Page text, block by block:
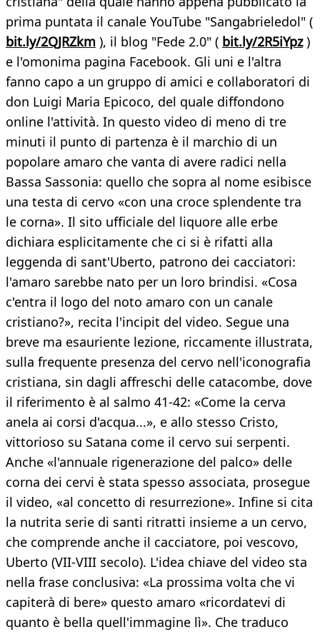
prima puntata il canale YouTube "Sangabrieledol" (
bit.ly/2QJRZkm ), il blog "Fede 2.0" ( bit.ly/2R5iYpz)
e l'omonima pagina Facebook. Gli uni e l'altra
fanno capo a un gruppo di amici e collaboratori di
don Luigi Maria Epicoco, del quale diffondono
online l'attività. In questo video di meno di tre
minuti il punto di partenza è il marchio di un
popolare amaro che vanta di avere radici nella
Bassa Sassonia: quello che sopra al nome esibisce
una testa di cervo «con una croce splendente tra
le corna». Il sito ufficiale del liquore alle erbe
dichiara esplicitamente che ci si è rifatti alla
leggenda di sant'Uberto, patrono dei cacciatori:
l'amaro sarebbe nato per un loro brindisi. «Cosa
c'entra il logo del noto amaro con un canale
cristiano?», recita l'incipit del video. Segue una
breve ma esauriente lezione, riccamente illustrata,
sulla frequente presenza del cervo nell'iconografia
cristiana, sin dagli affreschi delle catacombe, dove
il riferimento è al salmo 41-42: «Come la cerva
anela ai corsi d'acqua...», e allo stesso Cristo,
vittorioso su Satana come il cervo sui serpenti.
Anche «l'annuale rigenerazione del palco» delle
corna dei cervi è stata spesso associata, prosegue
il video, «al concetto di resurrezione». Infine si cita
la nutrita serie di santi ritratti insieme a un cervo,
che comprende anche il cacciatore, poi vescovo,
Uberto (VII-VIII secolo). L'idea chiave del video sta
nella frase conclusiva: «La prossima volta che vi
capiterà di bere» questo amaro «ricordatevi di
quanto è bella quell'immagine lì». Che traduco